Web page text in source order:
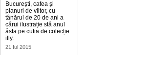
București, cafea și
planuri de viitor, cu
tânărul de 20 de ani a
cărui ilustrație stă anul
ăsta pe cutia de colecție
illy.
21 Iul 2015